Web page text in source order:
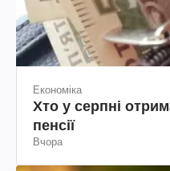
Економіка
Хто у серпні
пенсії
Вчора